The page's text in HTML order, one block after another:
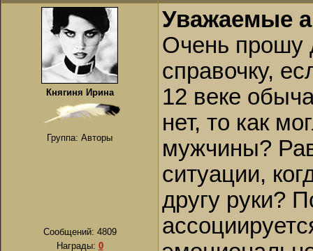
Княгиня Ирина
Группа: Авторы
Сообщений: 4809
Награды: 0
Уважаемые
Очень прошу
справочку,
12 веке
нет, то как
мужчины?
ситуации,
другу руки?